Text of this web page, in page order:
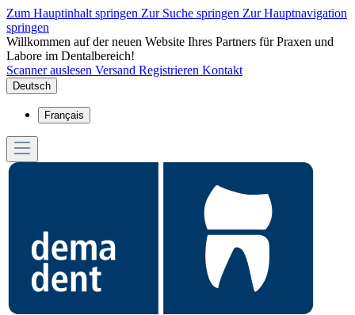
Zum Hauptinhalt springen Zur Suche springen Zur Hauptnavigation
springen
Willkommen auf der neuen Website Ihres Partners für Praxen und
Labore im Dentalbereich!
Scanner auslesen Versand Registrieren Kontakt
Deutsch
Français